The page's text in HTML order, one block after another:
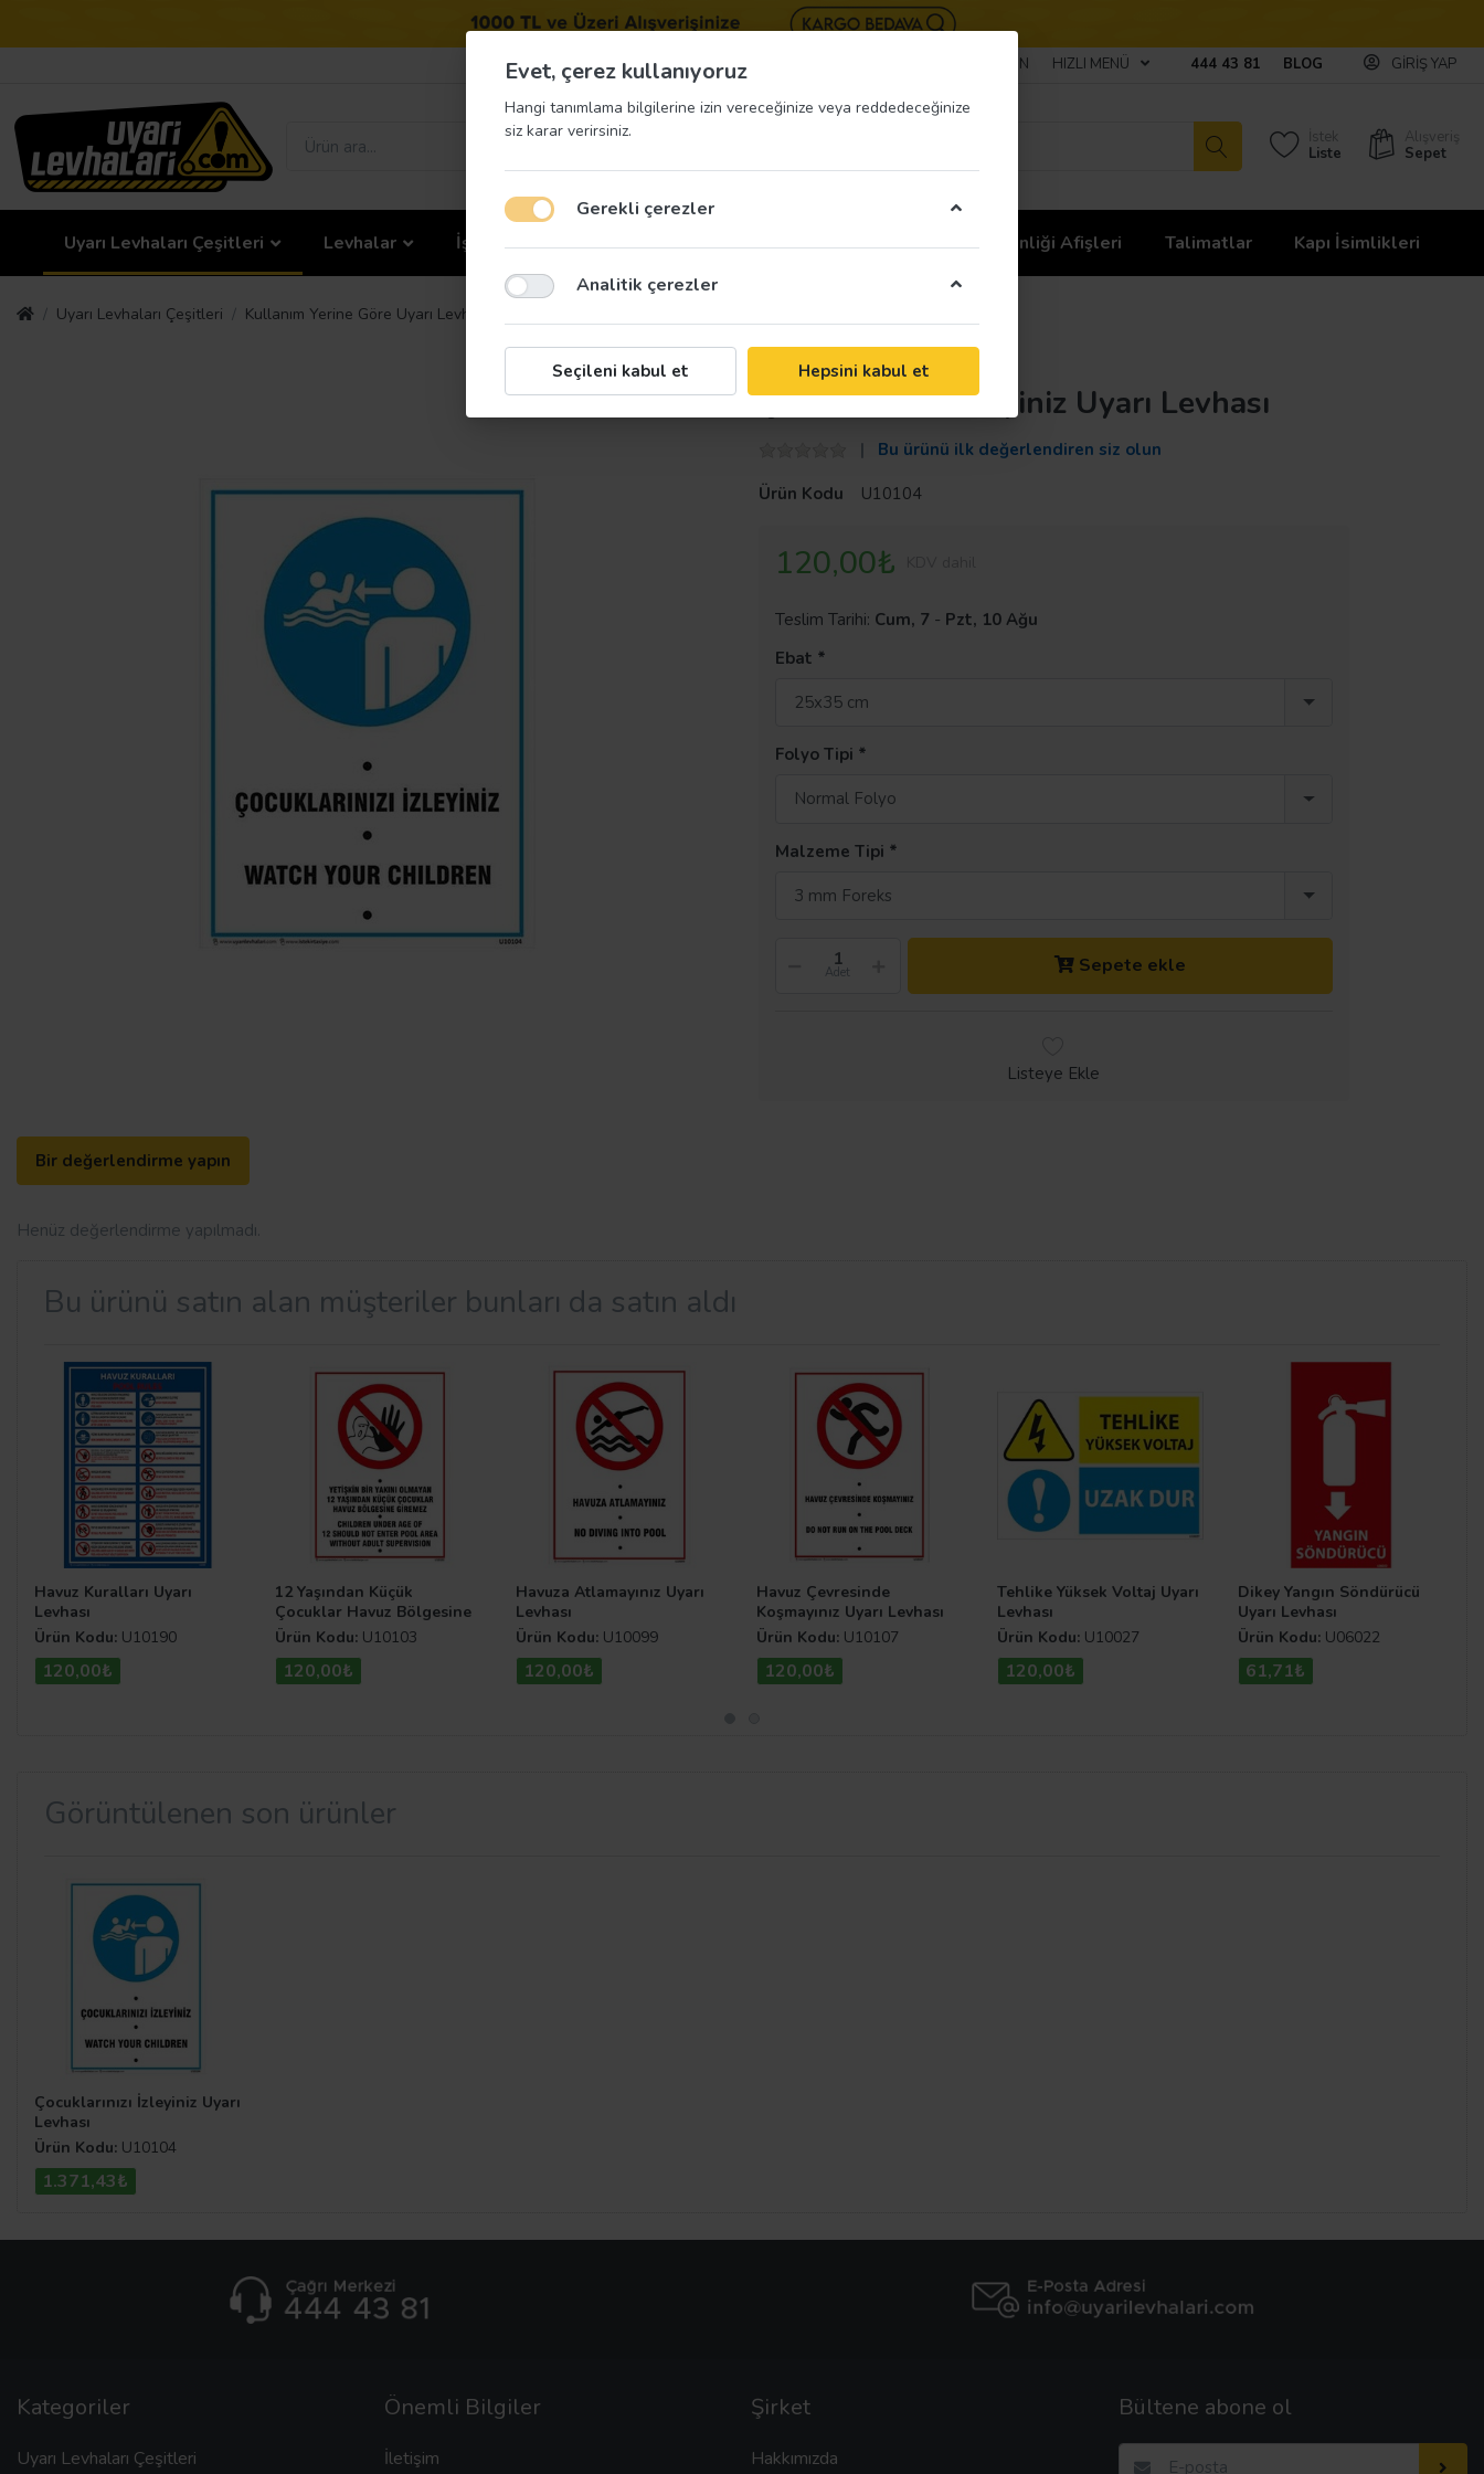
BIZE ULAŞIN HIZLI MENÜ 444 43 81 BLOG GIRIŞ YAP
İstek
Liste
Alışveriş
Sepet
Uyarı Levhaları Çeşitleri Levhalar İş Güvenliği Etiketleri İş Güvenliği Ekipmanları İş Güvenliği Afişleri Talimatlar Kapı İsimlikleri
Uyarı Levhaları Çeşitleri Kullanım Yerine Göre Uyarı Levhaları
Taroks
Çocuklarınızı İzleyiniz Uyarı Levhası
Bu ürünü ilk değerlendiren siz olun
Ürün Kodu
U10104
120,00₺
Teslim Tarihi: Cum, 7 - Pzt, 10 Ağu
Ebat
25x35 cm
Folyo Tipi
Normal Folyo
Malzeme Tipi
3 mm Foreks
Adet Sepete ekle
Listeye Ekle
Bir değerlendirme yapın
Henüz değerlendirme yapılmadı.
Bu ürünü satın alan müşteriler bunları da satın aldı
Havuz Kuralları Uyarı
Levhası
Ürün Kodu: U10190
120,00₺
12 Yaşından Küçük
Çocuklar Havuz Bölgesine
Giremez Uyarı Levhası
Ürün Kodu: U10103
120,00₺
Havuza Atlamayınız Uyarı
Levhası
Ürün Kodu: U10099
120,00₺
Havuz Çevresinde
Koşmayınız Uyarı Levhası
Ürün Kodu: U10107
120,00₺
Tehlike Yüksek Voltaj Uyarı
Levhası
Ürün Kodu: U10027
120,00₺
Dikey Yangın Söndürücü
Uyarı Levhası
Ürün Kodu: U06022
61,71₺
Görüntülenen son ürünler
Çocuklarınızı İzleyiniz Uyarı
Levhası
Ürün Kodu: U10104
1.371,43₺
Kategoriler
Uyarı Levhaları Çeşitleri
Önemli Bilgiler
İletişim
Şirket
Hakkımızda
Bültene abone ol
Evet, çerez kullanıyoruz
Hangi tanımlama bilgilerine izin vereceğinize veya reddedeceğinize
siz karar verirsiniz.
Gerekli çerezler
Analitik çerezler
Seçileni kabul et Hepsini kabul et